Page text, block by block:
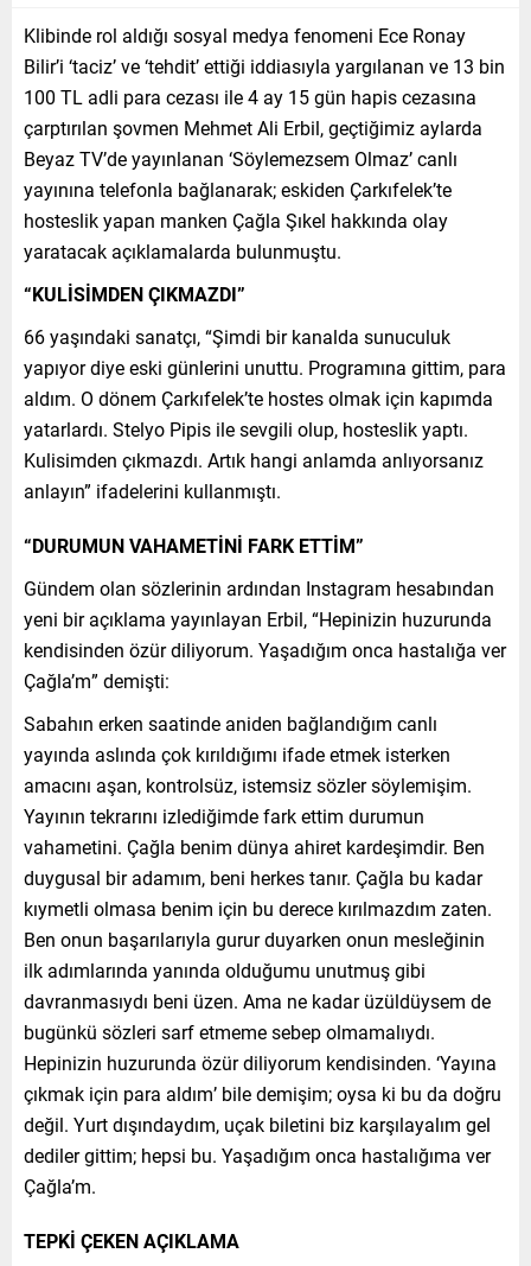
Klibinde rol aldığı sosyal medya fenomeni Ece Ronay
Bilir’i ‘taciz’ ve ‘tehdit’ ettiği iddiasıyla yargılanan ve 13 bin
100 TL adli para cezası ile 4 ay 15 gün hapis cezasına
çarptırılan şovmen Mehmet Ali Erbil, geçtiğimiz aylarda
Beyaz TV’de yayınlanan ‘Söylemezsem Olmaz’ canlı
yayınına telefonla bağlanarak; eskiden Çarkıfelek’te
hosteslik yapan manken Çağla Şıkel hakkında olay
yaratacak açıklamalarda bulunmuştu.
“KULİSİMDEN ÇIKMAZDI”
66 yaşındaki sanatçı, “Şimdi bir kanalda sunuculuk
yapıyor diye eski günlerini unuttu. Programına gittim, para
aldım. O dönem Çarkıfelek’te hostes olmak için kapımda
yatarlardı. Stelyo Pipis ile sevgili olup, hosteslik yaptı.
Kulisimden çıkmazdı. Artık hangi anlamda anlıyorsanız
anlayın” ifadelerini kullanmıştı.
“DURUMUN VAHAMETİNİ FARK ETTİM”
Gündem olan sözlerinin ardından Instagram hesabından
yeni bir açıklama yayınlayan Erbil, “Hepinizin huzurunda
kendisinden özür diliyorum. Yaşadığım onca hastalığa ver
Çağla’m” demişti:
Sabahın erken saatinde aniden bağlandığım canlı
yayında aslında çok kırıldığımı ifade etmek isterken
amacını aşan, kontrolsüz, istemsiz sözler söylemişim.
Yayının tekrarını izlediğimde fark ettim durumun
vahametini. Çağla benim dünya ahiret kardeşimdir. Ben
duygusal bir adamım, beni herkes tanır. Çağla bu kadar
kıymetli olmasa benim için bu derece kırılmazdım zaten.
Ben onun başarılarıyla gurur duyarken onun mesleğinin
ilk adımlarında yanında olduğumu unutmuş gibi
davranmasıydı beni üzen. Ama ne kadar üzüldüysem de
bugünkü sözleri sarf etmeme sebep olmamalıydı.
Hepinizin huzurunda özür diliyorum kendisinden. ‘Yayına
çıkmak için para aldım’ bile demişim; oysa ki bu da doğru
değil. Yurt dışındaydım, uçak biletini biz karşılayalım gel
dediler gittim; hepsi bu. Yaşadığım onca hastalığıma ver
Çağla’m.
TEPKİ ÇEKEN AÇIKLAMA